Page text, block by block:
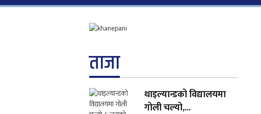
ताजा
थाइल्यान्डको विद्यालयमा
गोली चल्यो,...